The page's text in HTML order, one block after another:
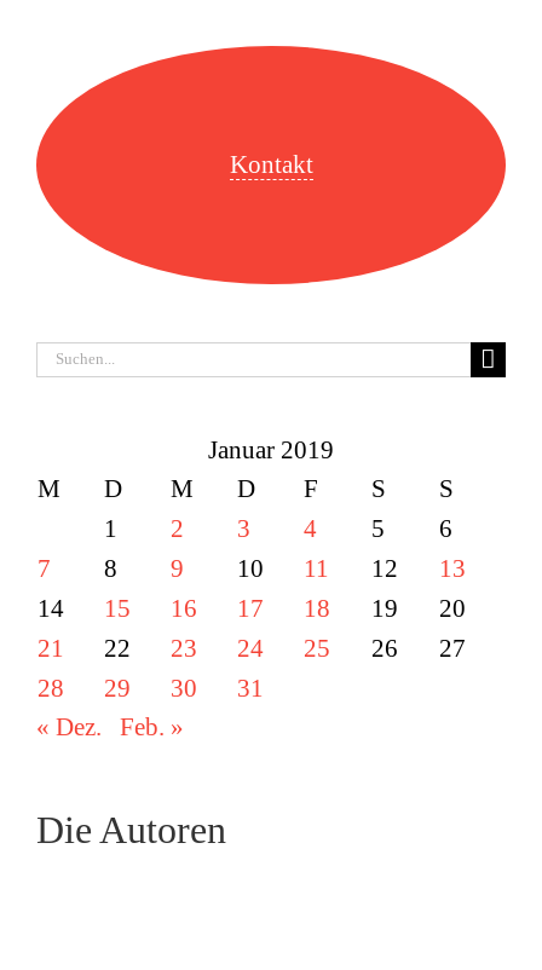
Kontakt
Suche
Januar 2019
M
D M D F S
S
1
2 3 4 5
6
7
8 9 10 11 12
13
14
15 16 17 18 19
20
21
22 23 24 25 26
27
28
29 30
31
« Dez.
Feb. »
Die Autoren